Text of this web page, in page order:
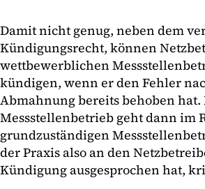
Damit nicht genug, neben dem
Kündigungsrecht, können
wettbewerblichen
kündigen, wenn er den Fehler
Abmahnung bereits behoben hat.
Messstellenbetrieb geht dann im
grundzuständigen
der Praxis also an den
Kündigung ausgesprochen hat,